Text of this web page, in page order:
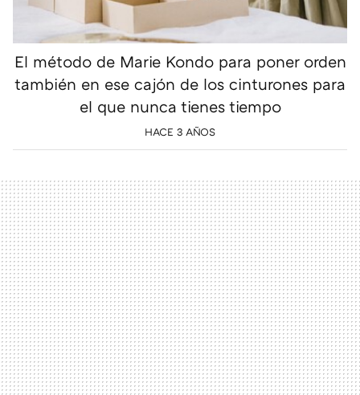
El método de Marie Kondo para poner orden
también en ese cajón de los cinturones para
el que nunca tienes tiempo
HACE 3 AÑOS